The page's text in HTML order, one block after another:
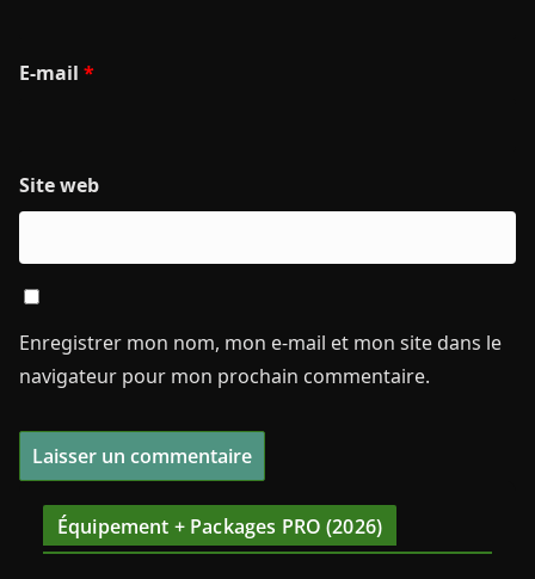
E-mail *
Site web
Enregistrer mon nom, mon e-mail et mon site dans le
navigateur pour mon prochain commentaire.
Équipement + Packages PRO (2026)